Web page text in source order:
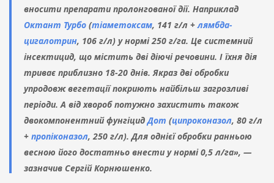
вносити препарати пролонгованої дії. Наприклад
Октант Турбо (тіаметоксам, 141 г/л + лямбда-
цигалотрин, 106 г/л) у нормі 250 г/га. Це системний
інсектицид, що містить дві діючі речовини. І їхня дія
триває приблизно 18-20 днів. Якраз дві обробки
упродовж вегетації покриють найбільш загрозливі
періоди. А від хвороб потужно захистить також
двокомпонентний фунгіцид Дот (ципроконазол, 80 г/л
+ пропіконазол, 250 г/л). Для однієї обробки ранньою
весною його достатньо внести у нормі 0,5 л/га», —
зазначив Сергій Корнюшенко.